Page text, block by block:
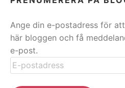
Ange din e-postadress för
här bloggen och få
e-post.
E-
postadress